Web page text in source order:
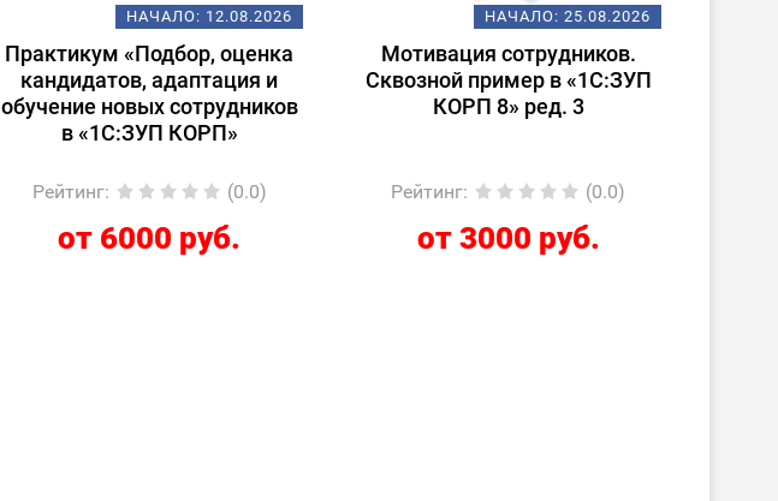
НАЧАЛО: 12.08.2026
Практикум «Подбор, оценка
кандидатов, адаптация и
обучение новых сотрудников
в «1С:ЗУП КОРП»
Рейтинг: (0.0)
от 6000 руб.
НАЧАЛО: 25.08.2026
Мотивация сотрудников.
Сквозной пример в «1С:ЗУП
КОРП 8» ред. 3
Рейтинг: (0.0)
от 3000 руб.